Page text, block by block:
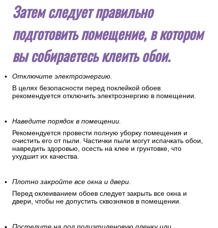
Затем следует правильно
подготовить помещение, в котором
вы собираетесь клеить обои.
Отключите электроэнергию.
В целях безопасности перед поклейкой обоев
рекомендуется отключить электроэнергию в помещении.
Наведите порядок в помещении.
Рекомендуется провести полную уборку помещения и
очистить его от пыли. Частички пыли могут испачкать обои,
навредить здоровью, осесть на клее и грунтовке, что
ухудшит их качества.
Плотно закройте все окна и двери.
Перед оклеиванием обоев следует закрыть все окна и
двери, чтобы не допустить сквозняков в помещении.